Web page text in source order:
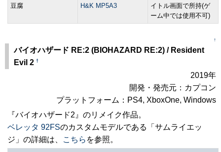
豆腐 H&K MP5A3
イトル画面で所持(ゲ
ーム中では使用不可)
↑
バイオハザード RE:2 (BIOHAZARD RE:2) / Resident
Evil 2 †
2019年
開発・発売元：カプコン
プラットフォーム：PS4, XboxOne, Windows
『バイオハザード2』のリメイク作品。
ベレッタ 92FSのカスタムモデルである「サムライエッ
ジ」の詳細は、
こちら を参照。